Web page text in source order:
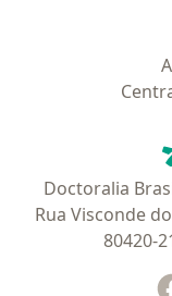
Doctoralia
Rua Visconde
80420-